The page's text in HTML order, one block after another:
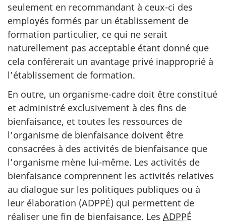
seulement en recommandant à ceux-ci des
employés formés par un établissement de
formation particulier, ce qui ne serait
naturellement pas acceptable étant donné que
cela conférerait un avantage privé inapproprié à
l'établissement de formation.
En outre, un organisme-cadre doit être constitué
et administré exclusivement à des fins de
bienfaisance, et toutes les ressources de
l’organisme de bienfaisance doivent être
consacrées à des activités de bienfaisance que
l’organisme mène lui-même. Les activités de
bienfaisance comprennent les activités relatives
au dialogue sur les politiques publiques ou à
leur élaboration (ADPPÉ) qui permettent de
réaliser une fin de bienfaisance. Les ADPPÉ